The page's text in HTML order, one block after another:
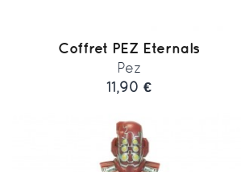
Coffret PEZ Eternals
Pez
11,90 €